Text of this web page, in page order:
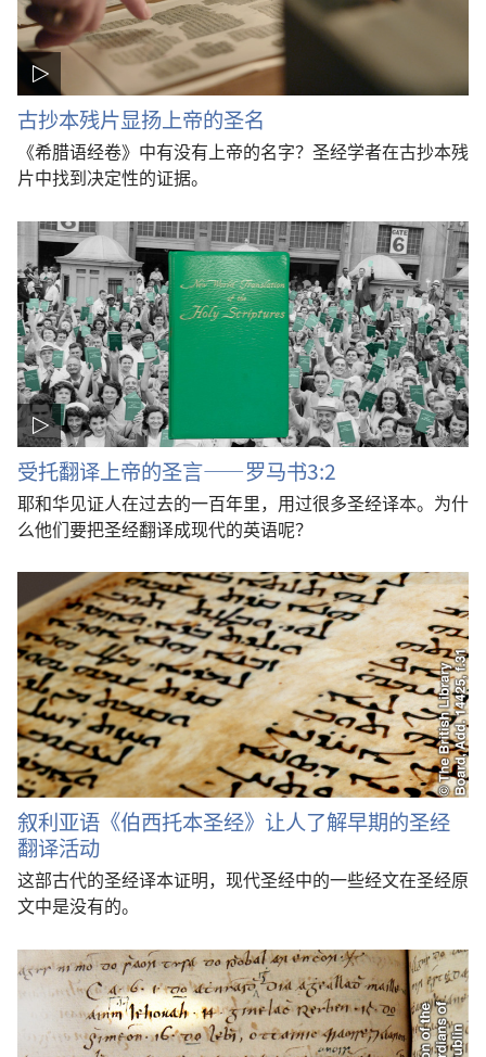
古抄本残片显扬上帝的圣名
《希腊语经卷》中有没有上帝的名字？圣经学者在古抄本残
片中找到决定性的证据。
受托翻译上帝的圣言——罗马书3:2
耶和华见证人在过去的一百年里，用过很多圣经译本。为什
么他们要把圣经翻译成现代的英语呢？
叙利亚语《伯西托本圣经》让人了解早期的圣经
翻译活动
这部古代的圣经译本证明，现代圣经中的一些经文在圣经原
文中是没有的。